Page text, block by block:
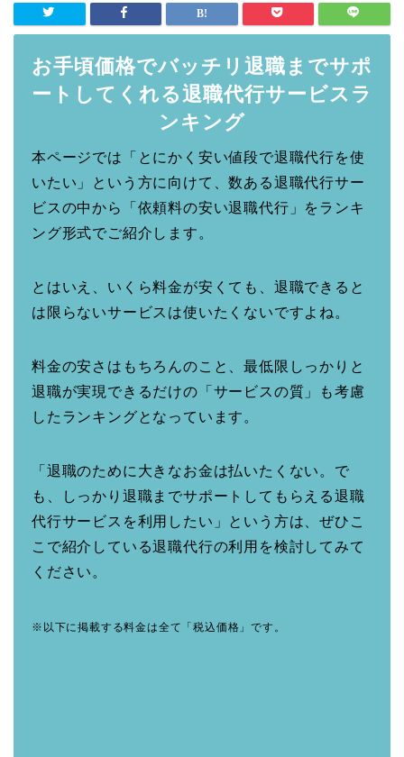
お手頃価格でバッチリ退職までサポ
ートしてくれる退職代行サービスラ
ンキング
本ページでは「とにかく安い値段で退職代行を使
いたい」という方に向けて、数ある退職代行サー
ビスの中から「依頼料の安い退職代行」をランキ
ング形式でご紹介します。
とはいえ、いくら料金が安くても、退職できると
は限らないサービスは使いたくないですよね。
料金の安さはもちろんのこと、最低限しっかりと
退職が実現できるだけの「サービスの質」も考慮
したランキングとなっています。
「退職のために大きなお金は払いたくない。で
も、しっかり退職までサポートしてもらえる退職
代行サービスを利用したい」という方は、ぜひこ
こで紹介している退職代行の利用を検討してみて
ください。
※以下に掲載する料金は全て「税込価格」です。